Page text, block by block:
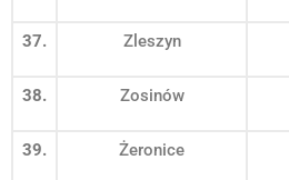
37. Zleszyn
38. Zosinów
39. Żeronice